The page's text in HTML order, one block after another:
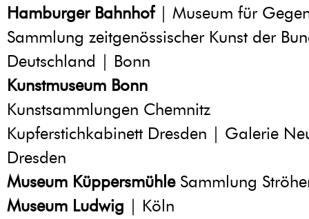
Hamburger Bahnhof| Museum für
Sammlung zeitgenössischer Kunst der
Deutschland | Bonn
Kunstmuseum Bonn
Kunstsammlungen Chemnitz
Kupferstichkabinett Dresden | Galerie
Dresden
Museum KüppersmühleSammlung
Museum Ludwig | Köln